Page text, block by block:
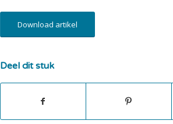
Download artikel
Deel dit stuk